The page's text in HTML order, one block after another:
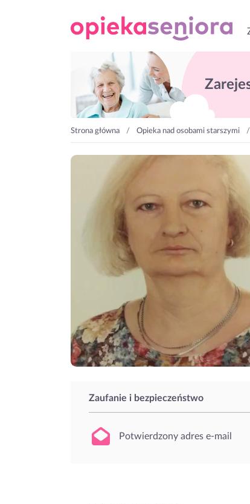
Strona główna Opieka nad osobami starszymi
Zaufanie i bezpieczeństwo
Potwierdzony adres e-mail